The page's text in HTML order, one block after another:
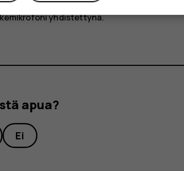
yhdistettynä.
apua?
Ei